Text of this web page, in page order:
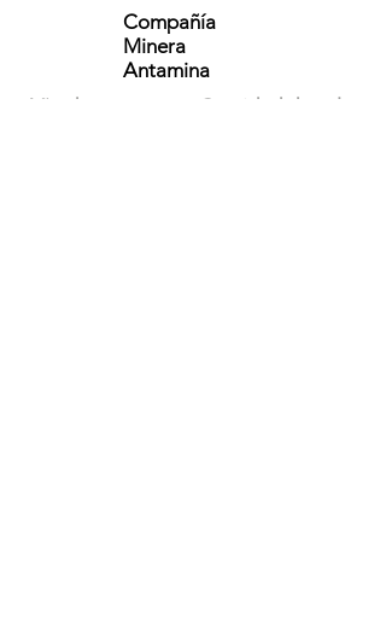
Compañía
Minera
Antamina
Año de
Cantidad de aulas